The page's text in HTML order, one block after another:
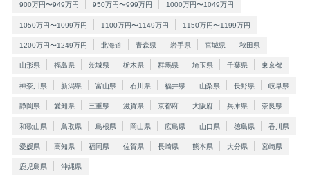
900万円〜949万円 950万円〜999万円 1000万円〜1049万円
1050万円〜1099万円 1100万円〜1149万円 1150万円〜1199万円
1200万円〜1249万円 北海道 青森県 岩手県 宮城県 秋田県
山形県 福島県 茨城県 栃木県 群馬県 埼玉県 千葉県 東京都
神奈川県 新潟県 富山県 石川県 福井県 山梨県 長野県 岐阜県
静岡県 愛知県 三重県 滋賀県 京都府 大阪府 兵庫県 奈良県
和歌山県 鳥取県 島根県 岡山県 広島県 山口県 徳島県 香川県
愛媛県 高知県 福岡県 佐賀県 長崎県 熊本県 大分県 宮崎県
鹿児島県 沖縄県